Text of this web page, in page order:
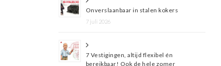
Onverslaanbaar in stalen kokers
7 juli 2026
7 Vestigingen, altijd flexibel én
bereikbaar! Ook de hele zomer